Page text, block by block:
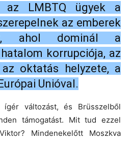
az LMBTQ ügyek a
az emberek
ahol dominál a
korrupciója, az
oktatás helyzete, a
Unióval.
változást, és Brüsszelből
támogatást. Mit tud ezzel
Mindenekelőtt Moszkva